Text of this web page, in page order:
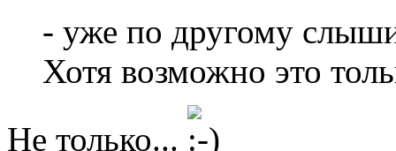
- уже по другому
Хотя возможно это
Не только...